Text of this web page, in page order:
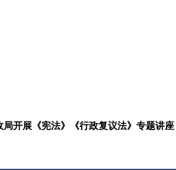
开展《宪法》《行政复议法》专题讲座